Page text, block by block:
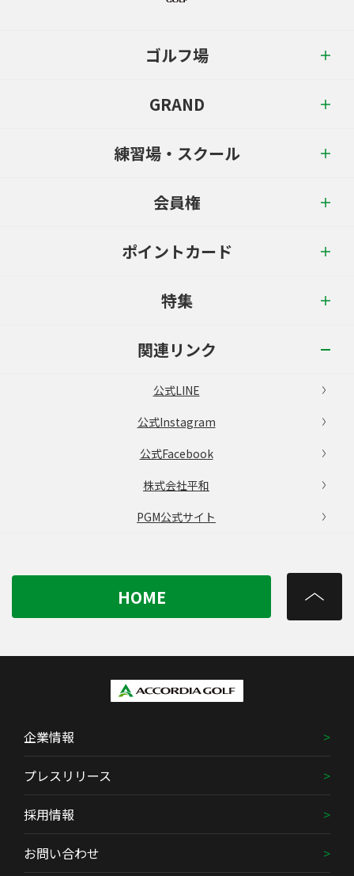
ゴルフ場
GRAND
練習場・スクール
会員権
ポイントカード
特集
関連リンク
公式LINE
公式Instagram
公式Facebook
株式会社平和
PGM公式サイト
HOME
企業情報
プレスリリース
採用情報
お問い合わせ